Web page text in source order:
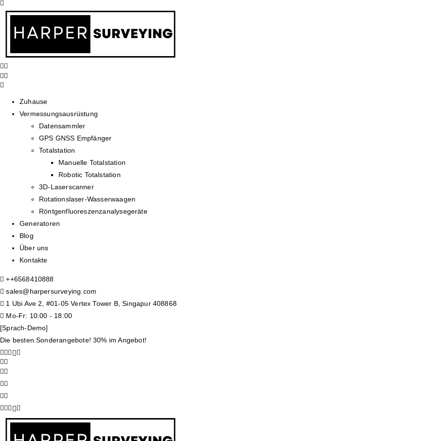
Zuhause
Vermessungsausrüstung
Datensammler
GPS GNSS Empfänger
Totalstation
Manuelle Totalstation
Robotic Totalstation
3D-Laserscanner
Rotationslaser-Wasserwaagen
Röntgenfluoreszenzanalysegeräte
Generatoren
Blog
Über uns
Kontakte
++6568410888
sales@harpersurveying.com
1 Ubi Ave 2, #01-05 Vertex Tower B, Singapur 408868
Mo-Fr: 10:00 - 18:00
[Sprach-Demo]
Die besten Sonderangebote! 30% im Angebot!